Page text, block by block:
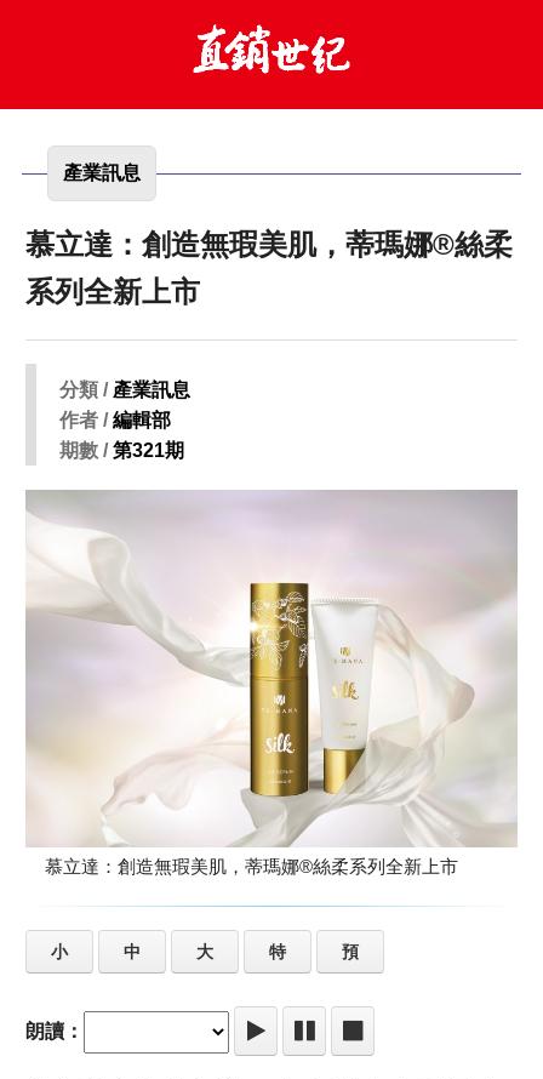
產業訊息
慕立達：創造無瑕美肌，蒂瑪娜®絲柔
系列全新上市
分類 / 產業訊息
作者 /編輯部
期數 /第321期
慕立達：創造無瑕美肌，蒂瑪娜®絲柔系列全新上市
小 中 大 特 預
朗讀：